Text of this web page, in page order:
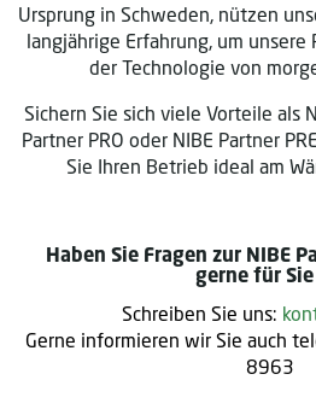
Ursprung in Schweden, nützen
langjährige Erfahrung, um
der Technologie von
Sichern Sie sich viele Vorteile als
Partner PRO oder NIBE Partner
Sie Ihren Betrieb ideal am
Haben Sie Fragen zur NIBE
gerne für
Schreiben Sie uns:
Gerne informieren wir Sie auch
8963